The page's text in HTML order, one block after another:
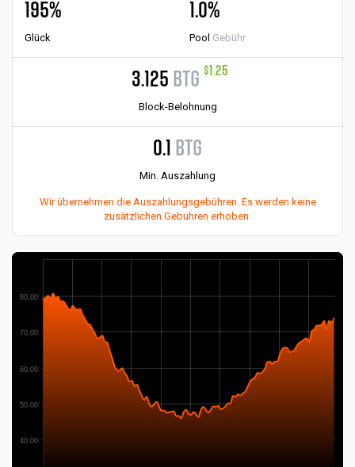
195%
Glück
1.0%
Pool Gebühr
3.125 BTG $1.25
Block-Belohnung
0.1 BTG
Min. Auszahlung
Wir übernehmen die Auszahlungsgebühren. Es werden keine
zusätzlichen Gebühren erhoben.
40.00
50.00
60.00
70.00
80.00